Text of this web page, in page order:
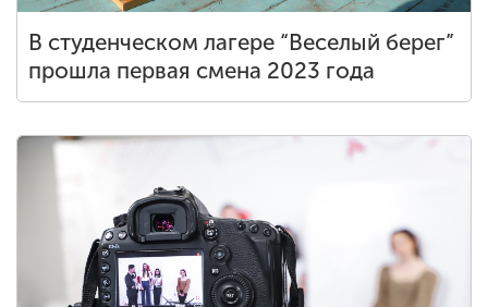
В студенческом лагере “Веселый берег”
прошла первая смена 2023 года